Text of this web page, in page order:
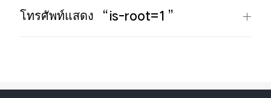
โทรศัพท์แสดง “is-root=1”